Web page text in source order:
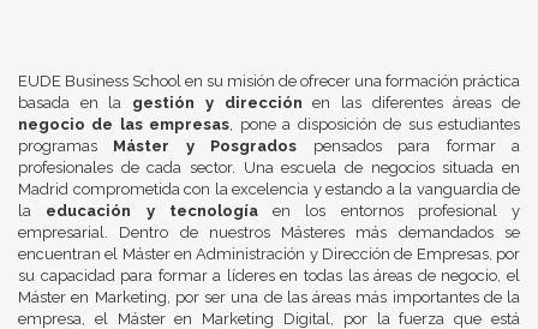
EUDE Business School en su misión de ofrecer una formación práctica
basada en la gestión y dirección en las diferentes áreas de
negocio de las empresas, pone a disposición de sus estudiantes
programas Máster y Posgrados pensados para formar a
profesionales de cada sector. Una escuela de negocios situada en
Madrid comprometida con la excelencia y estando a la vanguardia de
la educación y tecnologíaen los entornos profesional y
empresarial. Dentro de nuestros Másteres más demandados se
encuentran el Máster en Administración y Dirección de Empresas, por
su capacidad para formar a líderes en todas las áreas de negocio, el
Máster en Marketing, por ser una de las áreas más importantes de la
empresa, el Máster en Marketing Digital, por la fuerza que está